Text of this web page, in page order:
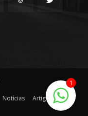
Notícias
Artigos
1